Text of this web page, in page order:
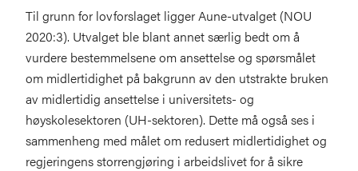
Til grunn for lovforslaget ligger Aune-utvalget (NOU
2020:3). Utvalget ble blant annet særlig bedt om å
vurdere bestemmelsene om ansettelse og spørsmålet
om midlertidighet på bakgrunn av den utstrakte bruken
av midlertidig ansettelse i universitets- og
høyskolesektoren (UH-sektoren). Dette må også ses i
sammenheng med målet om redusert midlertidighet og
regjeringens storrengjøring i arbeidslivet for å sikre